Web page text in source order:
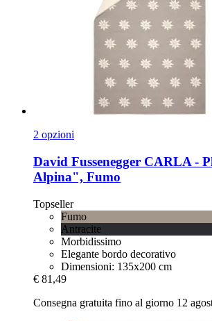
2 opzioni
David Fussenegger CARLA -​
Alpina", Fumo
Topseller
Fumo
Antracite
Morbidissimo
Elegante bordo decorativo
Dimensioni: 135x200 cm
€ 81,49
Consegna gratuita fino al giorno 12